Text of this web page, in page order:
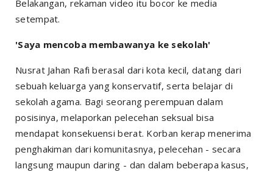
Belakangan, rekaman video itu bocor ke media
setempat.
'Saya mencoba membawanya ke sekolah'
Nusrat Jahan Rafi berasal dari kota kecil, datang dari
sebuah keluarga yang konservatif, serta belajar di
sekolah agama. Bagi seorang perempuan dalam
posisinya, melaporkan pelecehan seksual bisa
mendapat konsekuensi berat. Korban kerap menerima
penghakiman dari komunitasnya, pelecehan - secara
langsung maupun daring - dan dalam beberapa kasus,